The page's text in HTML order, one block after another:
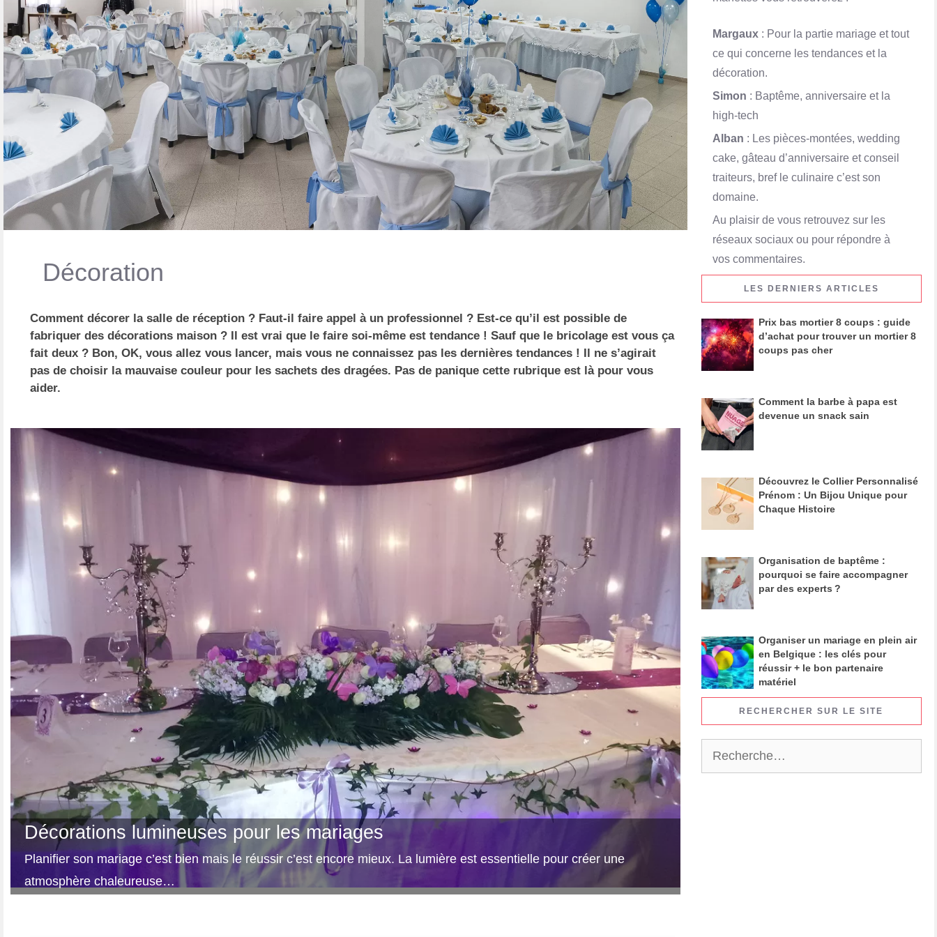
Décoration
Comment décorer la salle de réception ? Faut-il faire appel à un professionnel ? Est-ce qu’il est possible de
fabriquer des décorations maison ? Il est vrai que le faire soi-même est tendance ! Sauf que le bricolage est vous ça
fait deux ? Bon, OK, vous allez vous lancer, mais vous ne connaissez pas les dernières tendances ! Il ne s’agirait
pas de choisir la mauvaise couleur pour les sachets des dragées. Pas de panique cette rubrique est là pour vous
aider.
Décorations lumineuses pour les mariages
Planifier son mariage c’est bien mais le réussir c’est encore mieux. La lumière est essentielle pour créer une
atmosphère chaleureuse…
Margaux: Pour la partie mariage et tout
ce qui concerne les tendances et la
décoration.
Simon : Baptême, anniversaire et la
high-tech
Alban : Les pièces-montées, wedding
cake, gâteau d’anniversaire et conseil
traiteurs, bref le culinaire c’est son
domaine.
Au plaisir de vous retrouvez sur les
réseaux sociaux ou pour répondre à
vos commentaires.
LES DERNIERS ARTICLES
Prix bas mortier 8 coups : guide
d’achat pour trouver un mortier 8
coups pas cher
Comment la barbe à papa est
devenue un snack sain
Découvrez le Collier Personnalisé
Prénom : Un Bijou Unique pour
Chaque Histoire
Organisation de baptême :
pourquoi se faire accompagner
par des experts ?
Organiser un mariage en plein air
en Belgique : les clés pour
réussir + le bon partenaire
matériel
RECHERCHER SUR LE SITE